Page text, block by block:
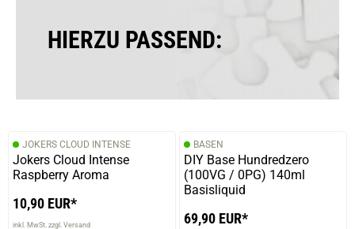
HIERZU PASSEND:
JOKERS CLOUD INTENSE
Jokers Cloud Intense
Raspberry Aroma
10,90 EUR*
inkl. MwSt. zzgl. Versand
BASEN
DIY Base Hundredzero
(100VG / 0PG) 140ml
Basisliquid
69,90 EUR*